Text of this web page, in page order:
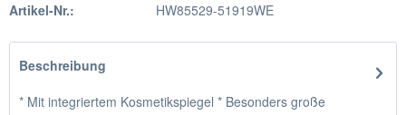
Artikel-Nr.: HW85529-51919WE
Beschreibung
* Mit integriertem Kosmetikspiegel * Besonders große